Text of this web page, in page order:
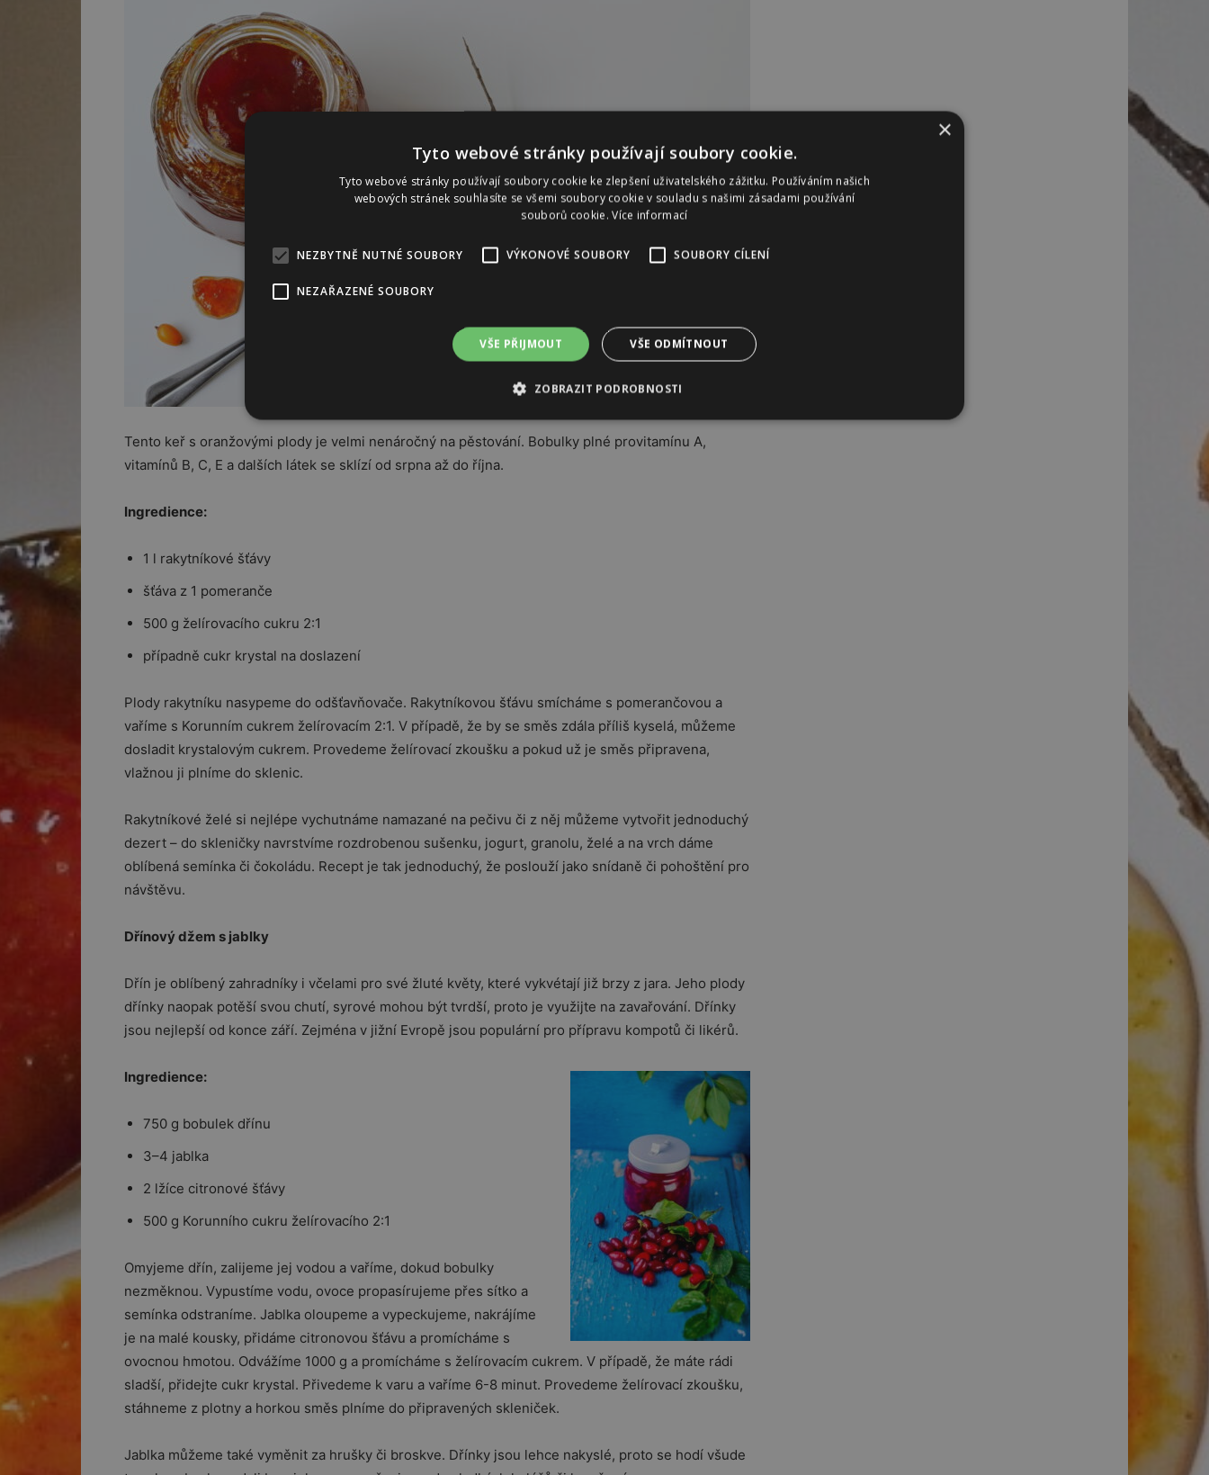
Tento keř s oranžovými plody je velmi nenáročný na pěstování. Bobulky plné provitamínu A,
vitamínů B, C, E a dalších látek se sklízí od srpna až do října.
Ingredience:
1 l rakytníkové šťávy
šťáva z 1 pomeranče
500 g želírovacího cukru 2:1
případně cukr krystal na doslazení
Plody rakytníku nasypeme do odšťavňovače. Rakytníkovou šťávu smícháme s pomerančovou a
vaříme s Korunním cukrem želírovacím 2:1. V případě, že by se směs zdála příliš kyselá, můžeme
dosladit krystalovým cukrem. Provedeme želírovací zkoušku a pokud už je směs připravena,
vlažnou ji plníme do sklenic.
Rakytníkové želé si nejlépe vychutnáme namazané na pečivu či z něj můžeme vytvořit jednoduchý
dezert – do skleničky navrstvíme rozdrobenou sušenku, jogurt, granolu, želé a na vrch dáme
oblíbená semínka či čokoládu. Recept je tak jednoduchý, že poslouží jako snídaně či pohoštění pro
návštěvu.
Dřínový džem s jablky
Dřín je oblíbený zahradníky i včelami pro své žluté květy, které vykvétají již brzy z jara. Jeho plody
dřínky naopak potěší svou chutí, syrové mohou být tvrdší, proto je využijte na zavařování. Dřínky
jsou nejlepší od konce září. Zejména v jižní Evropě jsou populární pro přípravu kompotů či likérů.
Ingredience:
750 g bobulek dřínu
3–4 jablka
2 lžíce citronové šťávy
500 g Korunního cukru želírovacího 2:1
Omyjeme dřín, zalijeme jej vodou a vaříme, dokud bobulky
nezměknou. Vypustíme vodu, ovoce propasírujeme přes sítko a
semínka odstraníme. Jablka oloupeme a vypeckujeme, nakrájíme
je na malé kousky, přidáme citronovou šťávu a promícháme s
ovocnou hmotou. Odvážíme 1000 g a promícháme s želírovacím cukrem. V případě, že máte rádi
sladší, přidejte cukr krystal. Přivedeme k varu a vaříme 6-8 minut. Provedeme želírovací zkoušku,
stáhneme z plotny a horkou směs plníme do připravených skleniček.
Jablka můžeme také vyměnit za hrušky či broskve. Dřínky jsou lehce nakyslé, proto se hodí všude
×
Tyto webové stránky používají soubory cookie.
Tyto webové stránky používají soubory cookie ke zlepšení uživatelského zážitku. Používáním našich
webových stránek souhlasíte se všemi soubory cookie v souladu s našimi zásadami používání
souborů cookie.Více informací
NEZBYTNĚ NUTNÉ SOUBORY VÝKONOVÉ SOUBORY SOUBORY CÍLENÍ
NEZAŘAZENÉ SOUBORY
VŠE PŘIJMOUT VŠE ODMÍTNOUT
ZOBRAZIT PODROBNOSTI